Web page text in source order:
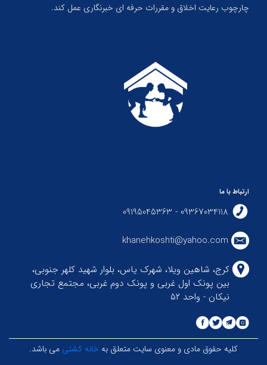
چارچوب رعایت اخلاق و مقررات حرفه ای خبرنگاری عمل کند.
ارتباط با ما
09367034118 - 09195045363
khanehkoshti@yahoo.com
کرج، شاهین ویلا، شهرک یاس، بلوار شهید کلهر جنوبی،
بین پونک اول غربی و پونک دوم غربی، مجتمع تجاری
نیکان - واحد ۵۲
کلیه حقوق مادی و معنوی سایت متعلق به خانه کشتی می باشد.